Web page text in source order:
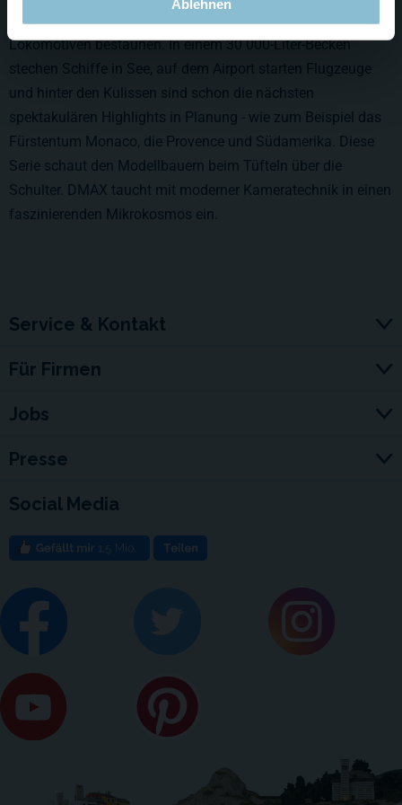
Ablehnen
der Hansestadt, denn dort kann man nicht nur fahrende
Lokomotiven bestaunen. In einem 30 000-Liter-Becken
stechen Schiffe in See, auf dem Airport starten Flugzeuge
und hinter den Kulissen sind schon die nächsten
spektakulären Highlights in Planung - wie zum Beispiel das
Fürstentum Monaco, die Provence und Südamerika. Diese
Serie schaut den Modellbauern beim Tüfteln über die
Schulter. DMAX taucht mit moderner Kameratechnik in einen
faszinierenden Mikrokosmos ein.
Service & Kontakt
Für Firmen
Jobs
Presse
Social Media